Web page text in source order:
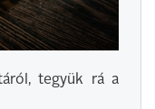
tegyük rá a